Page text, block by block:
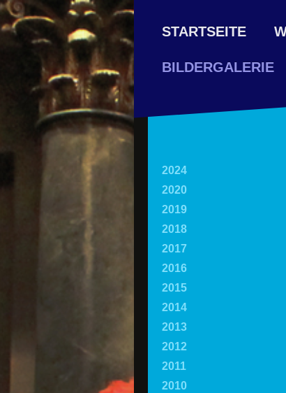
STARTSEITE
BILDERGALERIE
2024
2020
2019
2018
2017
2016
2015
2014
2013
2012
2011
2010